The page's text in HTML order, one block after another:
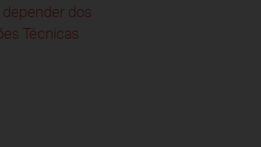
dos
Técnicas